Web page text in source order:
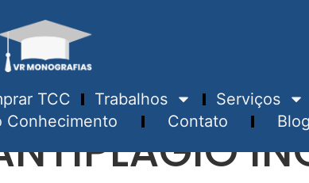
TCC Trabalhos Serviços
Conhecimento Contato Blog